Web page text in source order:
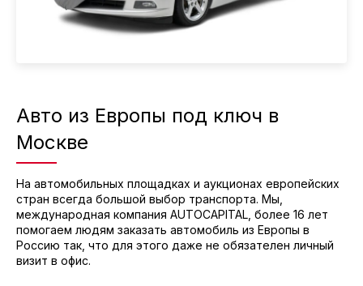
Авто из Европы под ключ в
Москве
На автомобильных площадках и аукционах европейских
стран всегда большой выбор транспорта. Мы,
международная компания AUTOCAPITAL, более 16 лет
помогаем людям заказать автомобиль из Европы в
Россию так, что для этого даже не обязателен личный
визит в офис.